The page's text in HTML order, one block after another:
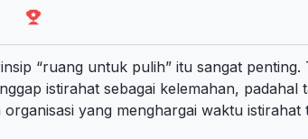
“ruang untuk pulih” itu sangat
istirahat sebagai kelemahan,
yang menghargai waktu